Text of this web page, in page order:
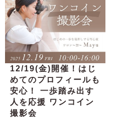
12/19(金)開催！はじ
めてのプロフィールも
安心！ 一歩踏み出す
人を応援 ワンコイン
撮影会